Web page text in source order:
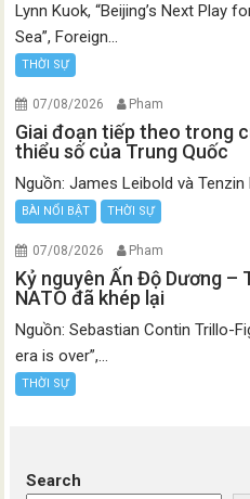
Lynn Kuok, “Beijing’s Next Play
Sea”, Foreign...
THỜI SỰ
07/08/2026 Pham
Giai đoạn tiếp theo trong
thiểu số của Trung Quốc
Nguồn: James Leibold và Tenzin
BÀI NỔI BẬT THỜI SỰ
07/08/2026 Pham
Kỷ nguyên Ấn Độ Dương –
NATO đã khép lại
Nguồn: Sebastian Contin Trillo-
era is over”,...
THỜI SỰ
Search